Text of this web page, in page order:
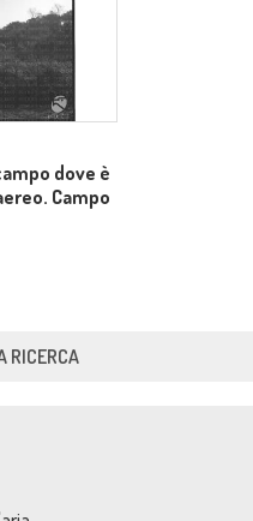
dove è
Campo
RICERCA